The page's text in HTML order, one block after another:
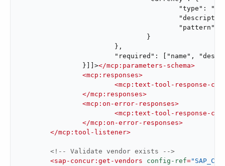
		}]]>
</mcp:parameters-schema>
<mcp:responses>
<mcp:text-tool-response-
</mcp:responses>
<mcp:on-error-responses>
<mcp:text-tool-response-
</mcp:on-error-responses>
</mcp:tool-listener>
<!-- Validate vendor exists -->
<sap-concur:get-vendors config-ref=